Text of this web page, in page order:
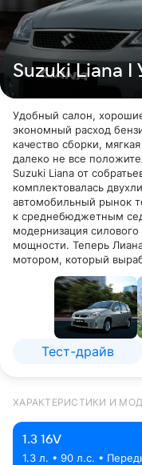
Suzuki Liana I
Удобный салон,
экономный расход
качество сборки,
далеко не все
Suzuki Liana от
комплектовалась
автомобильный рынок
к среднебюджетным
модернизация силового
мощности. Теперь
мотором, который
Тест-драйв
ХАРАКТЕРИСТИКИ И
1.3 16V
1.3 л. • 90 л.с. •